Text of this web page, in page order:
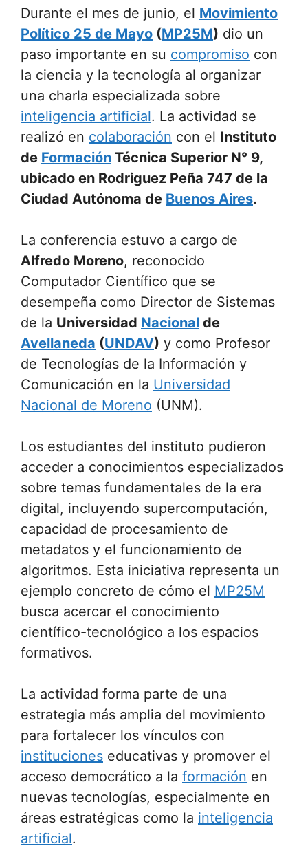
Durante el mes de junio, el Movimiento
Político 25 de Mayo (MP25M) dio un
paso importante en su compromiso con
la ciencia y la tecnología al organizar
una charla especializada sobre
inteligencia artificial. La actividad se
realizó en colaboración con el Instituto
de Formación Técnica Superior N° 9,
ubicado en Rodriguez Peña 747 de la
Ciudad Autónoma de Buenos Aires.
La conferencia estuvo a cargo de
Alfredo Moreno, reconocido
Computador Científico que se
desempeña como Director de Sistemas
de la Universidad Nacional de
Avellaneda (UNDAV) y como Profesor
de Tecnologías de la Información y
Comunicación en la Universidad
Nacional de Moreno (UNM).
Los estudiantes del instituto pudieron
acceder a conocimientos especializados
sobre temas fundamentales de la era
digital, incluyendo supercomputación,
capacidad de procesamiento de
metadatos y el funcionamiento de
algoritmos. Esta iniciativa representa un
ejemplo concreto de cómo el MP25M
busca acercar el conocimiento
científico-tecnológico a los espacios
formativos.
La actividad forma parte de una
estrategia más amplia del movimiento
para fortalecer los vínculos con
instituciones educativas y promover el
acceso democrático a la formación en
nuevas tecnologías, especialmente en
áreas estratégicas como la inteligencia
artificial.